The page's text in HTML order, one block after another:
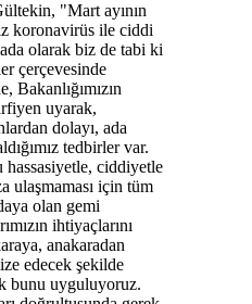
"Mart ayının
koronavirüs ile ciddi
olarak biz de tabi ki
çerçevesinde
uyarak,
dolayı, ada
tedbirler var.
hassasiyetle, ciddiyetle
ulaşmaması için tüm
olan gemi
ihtiyaçlarını
anakaradan
edecek şekilde
bunu uyguluyoruz.